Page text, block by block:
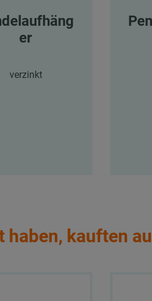
er
verzinkt
haben, kauften